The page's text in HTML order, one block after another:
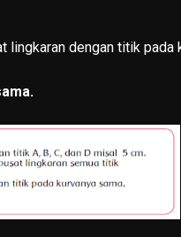
lingkaran dengan titik pada